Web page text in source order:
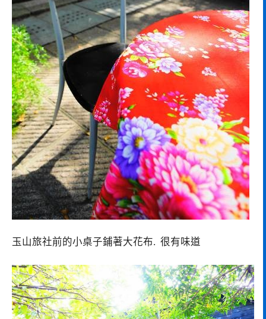
玉山旅社前的小桌子鋪著大花布. 很有味道